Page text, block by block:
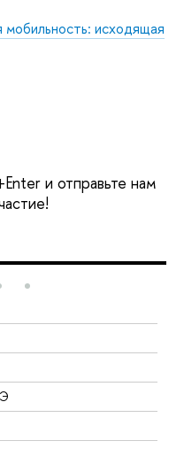
исходящая
и отправьте нам